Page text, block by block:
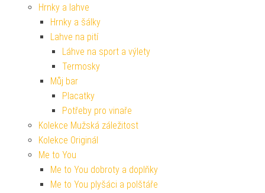
Hrnky a lahve
Hrnky a šálky
Lahve na pití
Láhve na sport a výlety
Termosky
Můj bar
Placatky
Potřeby pro vinaře
Kolekce Mužská záležitost
Kolekce Originál
Me to You
Me to You dobroty a doplňky
Me to You plyšáci a polštáře